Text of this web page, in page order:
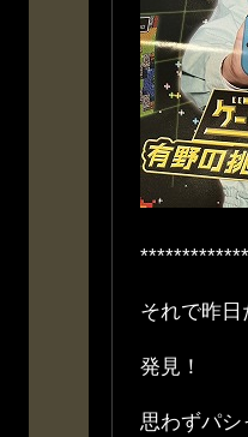
それで昨
発見！
思わずパシ